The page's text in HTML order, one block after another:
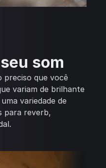
som
preciso que você
variam de brilhante
variedade de
para reverb,